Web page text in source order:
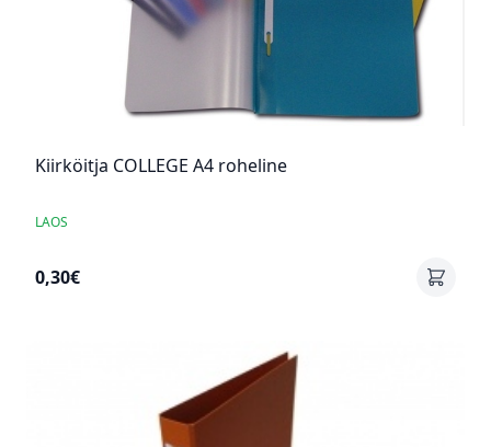
Kiirköitja COLLEGE A4 roheline
LAOS
0,30€